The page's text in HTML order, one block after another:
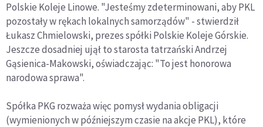
Polskie Koleje Linowe. "Jesteśmy zdeterminowani, aby PKL
pozostały w rękach lokalnych samorządów" - stwierdził
Łukasz Chmielowski, prezes spółki Polskie Koleje Górskie.
Jeszcze dosadniej ujął to starosta tatrzański Andrzej
Gąsienica-Makowski, oświadczając: "To jest honorowa
narodowa sprawa".
Spółka PKG rozważa więc pomysł wydania obligacji
(wymienionych w późniejszym czasie na akcje PKL), które